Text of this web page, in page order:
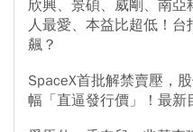
欣興、景碩、威剛、南
人最愛、本益比超低！
飆？
SpaceX首批解禁賣壓，
幅「直逼發行價」！最